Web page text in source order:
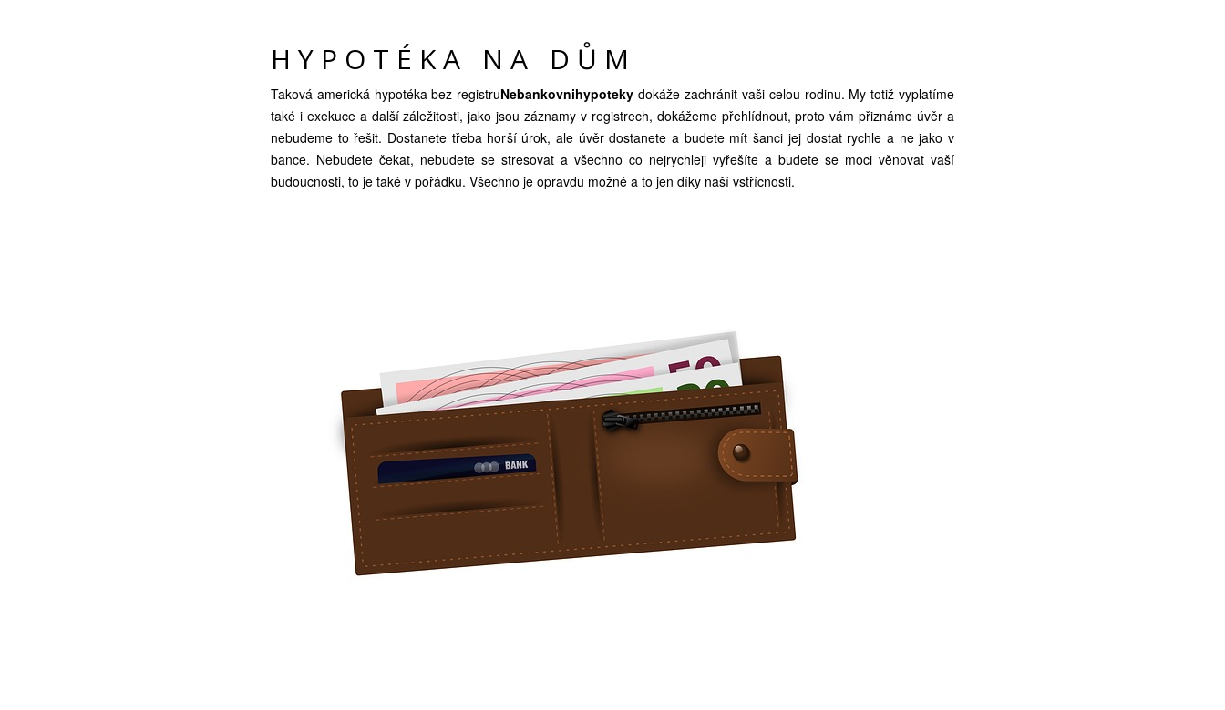
HYPOTÉKA NA DŮM
Taková americká hypotéka bez registruNebankovnihypoteky dokáže zachránit vaši celou rodinu. My totiž vyplatíme
také i exekuce a další záležitosti, jako jsou záznamy v registrech, dokážeme přehlídnout, proto vám přiznáme úvěr a
nebudeme to řešit. Dostanete třeba horší úrok, ale úvěr dostanete a budete mít šanci jej dostat rychle a ne jako v
bance. Nebudete čekat, nebudete se stresovat a všechno co nejrychleji vyřešíte a budete se moci věnovat vaší
budoucnosti, to je také v pořádku. Všechno je opravdu možné a to jen díky naší vstřícnosti.